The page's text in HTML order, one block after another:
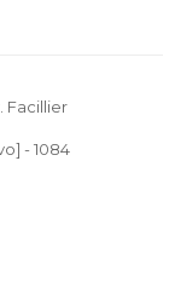
Facillier
- 1084